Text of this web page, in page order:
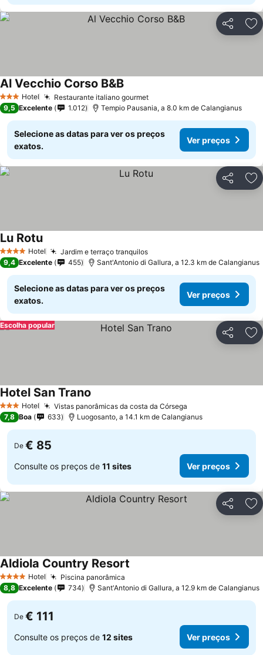
Partilhar
3 EstrelasHotel Restaurante italiano gourmet
Al Vecchio Corso B&B
9,5 Excelente 1.012 Tempio Pausania, a 8.0 km de Calangianus
Selecione as datas para ver os preços
exatos.
Ver preços
Partilhar
4 EstrelasHotel Jardim e terraço tranquilos
Lu Rotu
9,4 Excelente 455 Sant'Antonio di Gallura, a 12.3 km de Calangianus
Selecione as datas para ver os preços
exatos.
Ver preços
Partilhar
Escolha popular
3 EstrelasHotel Vistas panorâmicas da costa da Córsega
Hotel San Trano
7,8 Boa 633 Luogosanto, a 14.1 km de Calangianus
De € 85
Consulte os preços de 11 sites Ver preços
Partilhar
4 EstrelasHotel Piscina panorâmica
Aldiola Country Resort
8,8 Excelente 734 Sant'Antonio di Gallura, a 12.9 km de Calangianus
De € 111
Consulte os preços de 12 sites Ver preços